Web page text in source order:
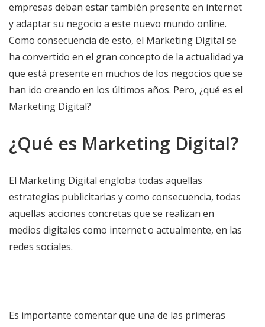
empresas deban estar también presente en internet
y adaptar su negocio a este nuevo mundo online.
Como consecuencia de esto, el Marketing Digital se
ha convertido en el gran concepto de la actualidad ya
que está presente en muchos de los negocios que se
han ido creando en los últimos años. Pero, ¿qué es el
Marketing Digital?
¿Qué es Marketing Digital?
El Marketing Digital engloba todas aquellas
estrategias publicitarias y como consecuencia, todas
aquellas acciones concretas que se realizan en
medios digitales como internet o actualmente, en las
redes sociales.
Es importante comentar que una de las primeras